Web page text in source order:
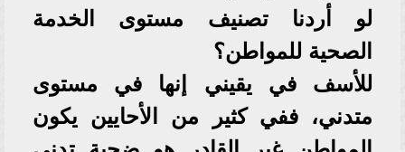
لو أردنا تصنيف مستوى الخدمة
الصحية للمواطن؟
للأسف في يقيني إنها في مستوى
متدني، ففي كثير من الأحايين يكون